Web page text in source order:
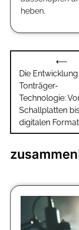
heben.
⟵
Die
Tonträger-
Technologie:
Schallplatten
digitalen